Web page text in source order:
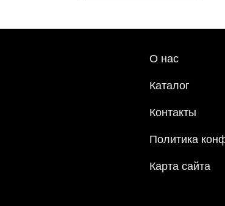
О нас
Каталог
Контакты
Политика
Карта сайта